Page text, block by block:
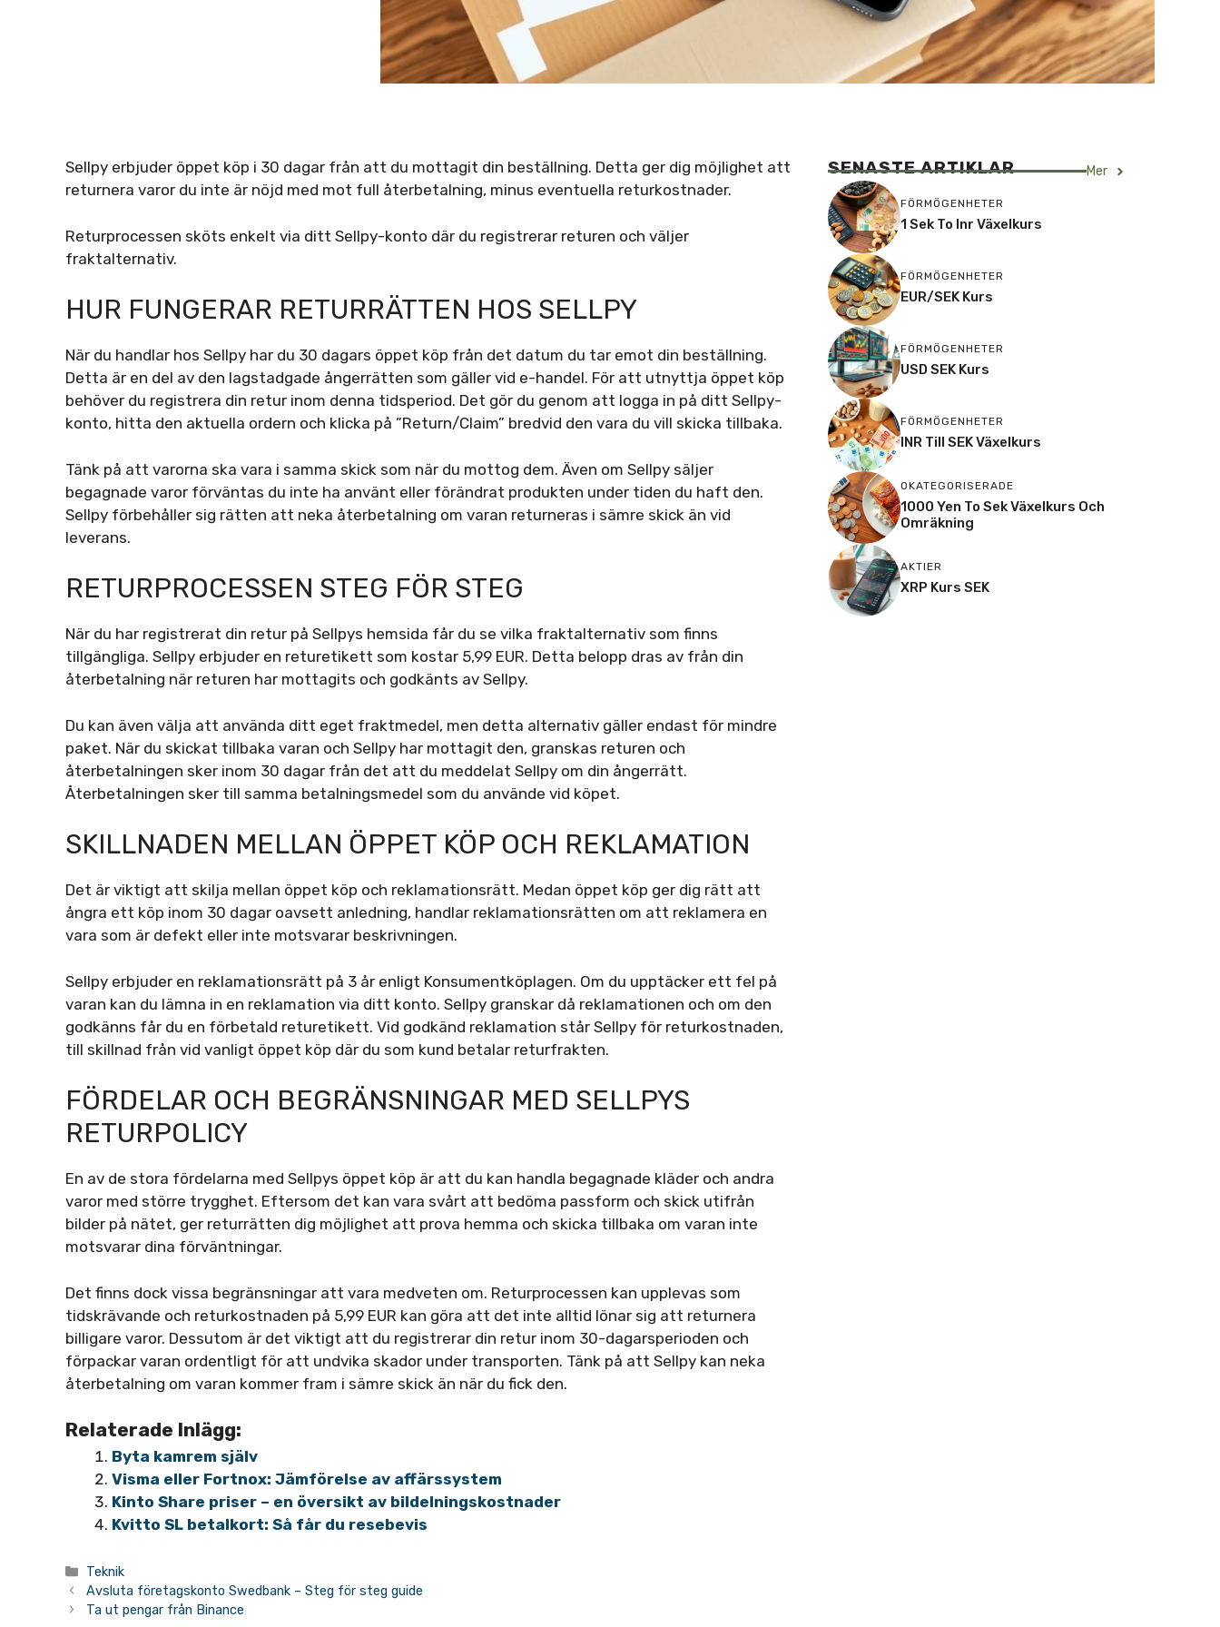
Sellpy erbjuder öppet köp i 30 dagar från att du mottagit din beställning. Detta ger dig möjlighet att
returnera varor du inte är nöjd med mot full återbetalning, minus eventuella returkostnader.
Returprocessen sköts enkelt via ditt Sellpy-konto där du registrerar returen och väljer
fraktalternativ.
HUR FUNGERAR RETURRÄTTEN HOS SELLPY
När du handlar hos Sellpy har du 30 dagars öppet köp från det datum du tar emot din beställning.
Detta är en del av den lagstadgade ångerrätten som gäller vid e-handel. För att utnyttja öppet köp
behöver du registrera din retur inom denna tidsperiod. Det gör du genom att logga in på ditt Sellpy-
konto, hitta den aktuella ordern och klicka på ”Return/Claim” bredvid den vara du vill skicka tillbaka.
Tänk på att varorna ska vara i samma skick som när du mottog dem. Även om Sellpy säljer
begagnade varor förväntas du inte ha använt eller förändrat produkten under tiden du haft den.
Sellpy förbehåller sig rätten att neka återbetalning om varan returneras i sämre skick än vid
leverans.
RETURPROCESSEN STEG FÖR STEG
När du har registrerat din retur på Sellpys hemsida får du se vilka fraktalternativ som finns
tillgängliga. Sellpy erbjuder en returetikett som kostar 5,99 EUR. Detta belopp dras av från din
återbetalning när returen har mottagits och godkänts av Sellpy.
Du kan även välja att använda ditt eget fraktmedel, men detta alternativ gäller endast för mindre
paket. När du skickat tillbaka varan och Sellpy har mottagit den, granskas returen och
återbetalningen sker inom 30 dagar från det att du meddelat Sellpy om din ångerrätt.
Återbetalningen sker till samma betalningsmedel som du använde vid köpet.
SKILLNADEN MELLAN ÖPPET KÖP OCH REKLAMATION
Det är viktigt att skilja mellan öppet köp och reklamationsrätt. Medan öppet köp ger dig rätt att
ångra ett köp inom 30 dagar oavsett anledning, handlar reklamationsrätten om att reklamera en
vara som är defekt eller inte motsvarar beskrivningen.
Sellpy erbjuder en reklamationsrätt på 3 år enligt Konsumentköplagen. Om du upptäcker ett fel på
varan kan du lämna in en reklamation via ditt konto. Sellpy granskar då reklamationen och om den
godkänns får du en förbetald returetikett. Vid godkänd reklamation står Sellpy för returkostnaden,
till skillnad från vid vanligt öppet köp där du som kund betalar returfrakten.
FÖRDELAR OCH BEGRÄNSNINGAR MED SELLPYS
RETURPOLICY
En av de stora fördelarna med Sellpys öppet köp är att du kan handla begagnade kläder och andra
varor med större trygghet. Eftersom det kan vara svårt att bedöma passform och skick utifrån
bilder på nätet, ger returrätten dig möjlighet att prova hemma och skicka tillbaka om varan inte
motsvarar dina förväntningar.
Det finns dock vissa begränsningar att vara medveten om. Returprocessen kan upplevas som
tidskrävande och returkostnaden på 5,99 EUR kan göra att det inte alltid lönar sig att returnera
billigare varor. Dessutom är det viktigt att du registrerar din retur inom 30-dagarsperioden och
förpackar varan ordentligt för att undvika skador under transporten. Tänk på att Sellpy kan neka
återbetalning om varan kommer fram i sämre skick än när du fick den.
Relaterade Inlägg:
Byta kamrem själv
Visma eller Fortnox: Jämförelse av affärssystem
Kinto Share priser – en översikt av bildelningskostnader
Kvitto SL betalkort: Så får du resebevis
Kategorier
Teknik
Avsluta företagskonto Swedbank – Steg för steg guide
Ta ut pengar från Binance
SENASTE ARTIKLAR Mer
FÖRMÖGENHETER
1 Sek To Inr Växelkurs
FÖRMÖGENHETER
EUR/SEK Kurs
FÖRMÖGENHETER
USD SEK Kurs
FÖRMÖGENHETER
INR Till SEK Växelkurs
OKATEGORISERADE
1000 Yen To Sek Växelkurs Och
Omräkning
AKTIER
XRP Kurs SEK